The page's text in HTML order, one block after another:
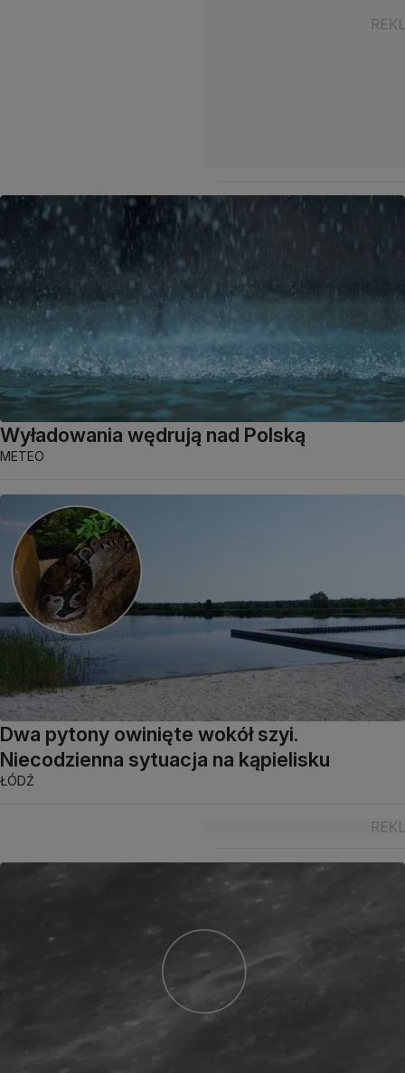
Wyładowania wędrują nad Polską
METEO
Dwa pytony owinięte wokół szyi.
Niecodzienna sytuacja na kąpielisku
ŁÓDŹ